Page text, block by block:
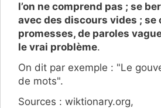
l’on ne comprend pas ; se
avec des discours vides ; se
promesses, de paroles
le vrai problème.
On dit par exemple : "Le
de mots".
Sources : wiktionary.org,